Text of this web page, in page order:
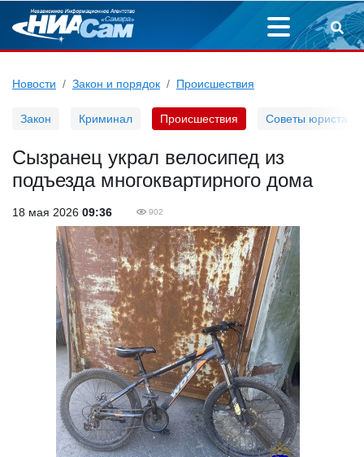
Новости Закон и порядок Происшествия
Закон Криминал Происшествия Советы юриста
Сызранец украл велосипед из
подъезда многоквартирного дома
18 мая 2026 09:36 902